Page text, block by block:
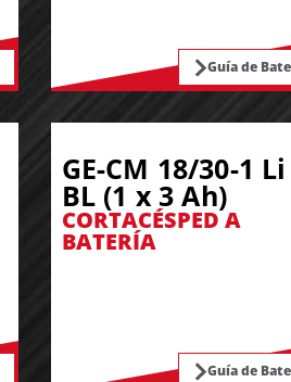
Guía de
GE-CM 18/30-1 Li
BL (1 x 3 Ah)
CORTACÉSPED A
BATERÍA
Guía de